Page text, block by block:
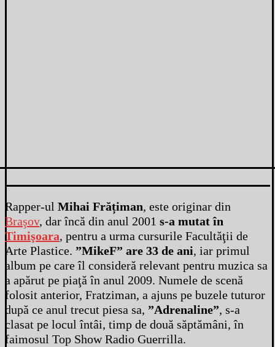
Rapper-ul Mihai Frățiman, este originar din
Braşov, dar încă din anul 2001 s-a mutat în
Timişoara, pentru a urma cursurile Facultăţii de
Arte Plastice. ”MikeF” are 33 de ani, iar primul
album pe care îl consideră relevant pentru muzica sa
a apărut pe piaţă în anul 2009. Numele de scenă
folosit anterior, Fratziman, a ajuns pe buzele tuturor
după ce anul trecut piesa sa, ”Adrenaline”, s-a
clasat pe locul întâi, timp de două săptămâni, în
faimosul Top Show Radio Guerrilla.